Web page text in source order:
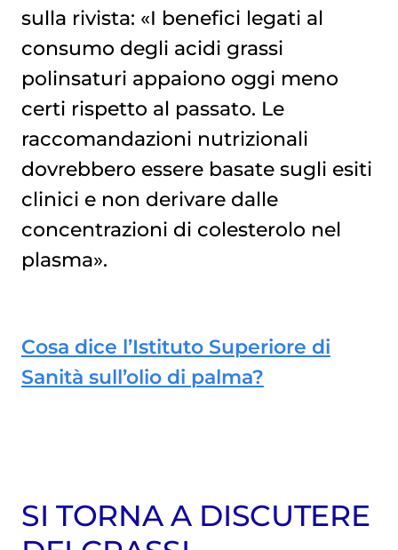
sulla rivista: «I benefici legati al
consumo degli acidi grassi
polinsaturi appaiono oggi meno
certi rispetto al passato. Le
raccomandazioni nutrizionali
dovrebbero essere basate sugli esiti
clinici e non derivare dalle
concentrazioni di colesterolo nel
plasma».
Cosa dice l’Istituto Superiore di
Sanità sull’olio di palma?
SI TORNA A DISCUTERE